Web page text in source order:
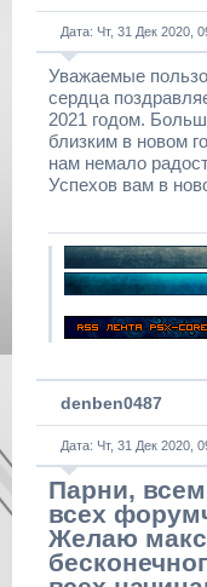
Дата: Чт, 31 Дек 2020,
Уважаемые
сердца
2021 годом.
близким в новом
нам немало
Успехов вам в
denben0487
Дата: Чт, 31 Дек 2020,
Парни,
всех
Желаю